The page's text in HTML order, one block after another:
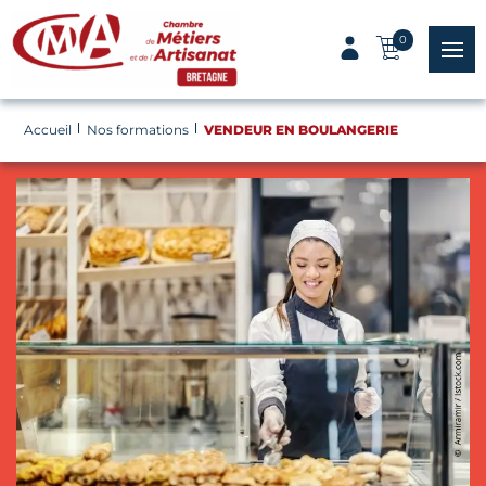
Panneau de gestion des cookies
0
menu
Accueil Nos formations VENDEUR EN BOULANGERIE